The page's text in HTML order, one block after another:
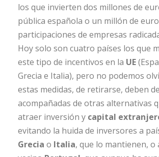
los que invierten dos millones de
pública española o un millón de
participaciones de empresas
Hoy solo son cuatro países los que
este tipo de incentivos en la UE
Grecia e Italia), pero no podemos
estas medidas, de retirarse, deben
acompañadas de otras alternativas
atraer inversión y capital
evitando la huida de inversores a
Grecia o Italia, que lo mantienen, o